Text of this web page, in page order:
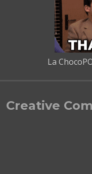
La
Creative